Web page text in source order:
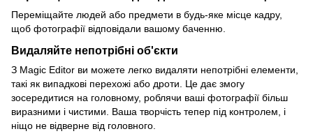
Переміщайте людей або предмети в будь-яке місце кадру,
щоб фотографії відповідали вашому баченню.
Видаляйте непотрібні об'єкти
З Magic Editor ви можете легко видаляти непотрібні елементи,
такі як випадкові перехожі або дроти. Це дає змогу
зосередитися на головному, роблячи ваші фотографії більш
виразними і чистими. Ваша творчість тепер під контролем, і
ніщо не відверне від головного.